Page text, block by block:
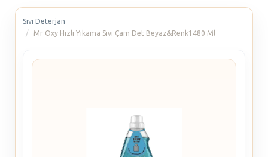
Sıvı Deterjan
Mr Oxy Hızlı Yıkama Sıvı Çam Det Beyaz&Renk1480 Ml